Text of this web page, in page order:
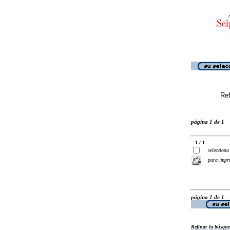
página 1 de 1
1 / 1
selecciona
para
página 1 de 1
Refinar la